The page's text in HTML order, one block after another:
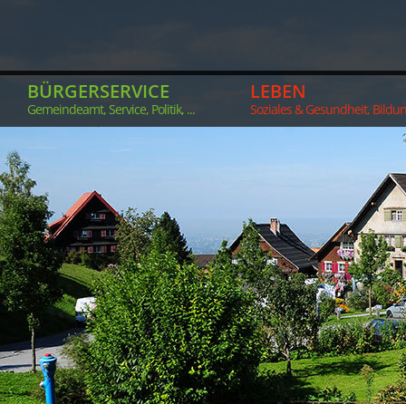
BÜRGERSERVICE
Gemeindeamt, Service, Politik, ...
LEBEN
Soziales & Gesundheit,